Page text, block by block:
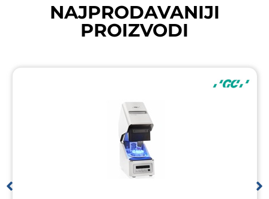
NAJPRODAVANIJI
PROIZVODI